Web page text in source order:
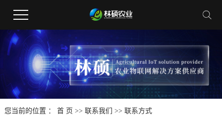
您当前的位置 ： 首 页 >> 联系我们 >> 联系方式